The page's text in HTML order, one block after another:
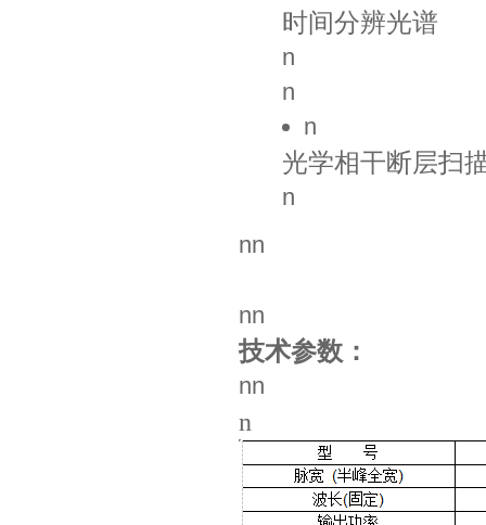
时间分辨光谱
n
n
n
光学相干断层扫
n
nn
nn
技术参数：
nn
n